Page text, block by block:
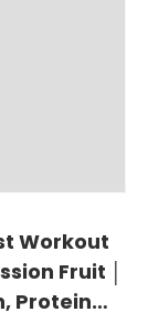
Workout
Fruit │
Protein…